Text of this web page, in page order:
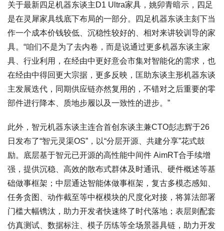
关于最新四足机器东谈主D1 Ultra家具，姚卯青暗示，四足
是在灵犀家具线底下布局的一部分。四足机器东谈主刻下当
作一个成本价钱较低、沉稳性较好的、相对来讲较训导的家
具。“咱们不是为了去内卷，而是说通过更多机器东谈主家
具、行业利用，在经由中更好意会市集对智能化的需求，也
在经由中得回更大宗据，更多反映，匡助东谈主形机器东谈
主发展迭代，同期供应链亦然复用的，不错对之后重要的零
部件进行降本、质地步履以及一致性的进步。”
此外，智元机器东谈主连合首创东谈主兼CTO彭志辉于26
日发布了“智元灵渠OS”，以“分层开源、共建分享”花式鼓
励。底层基于智元已开源的高性能中间件 AimRT合手续增
强，提供沉稳、高效的散布式群体及时通讯、硬件概述等基
础做事框架；中层通达智能体做事框架，复古多模态感知、
任务贪图、动作截至等中枢模块的尺度化对接，将算法部署
门槛大幅镌汰，助力开发者快速终了时代落地；表层则配套
仿真测试、数据标注、模子历练等全场景器具链，助力开发